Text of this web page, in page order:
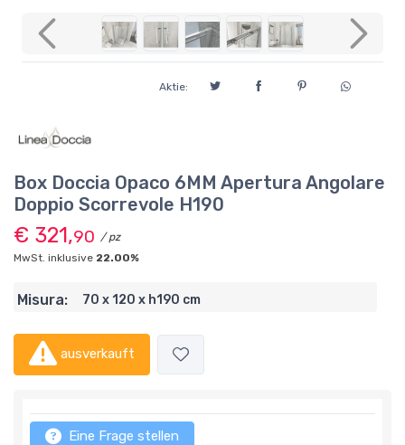
Previous Next
Aktie:
Box Doccia Opaco 6MM Apertura Angolare
Doppio Scorrevole H190
€ 321,90 / pz
MwSt. inklusive 22.00%
Misura: 70 x 120 x h190 cm
ausverkauft
Eine Frage stellen